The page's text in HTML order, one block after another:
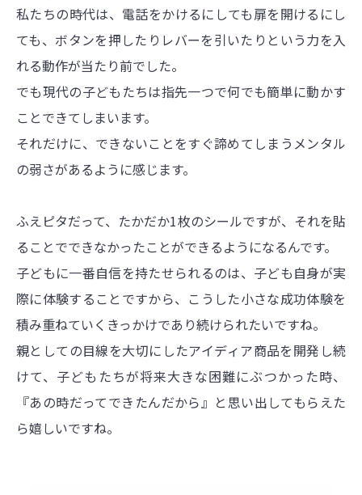
私たちの時代は、電話をかけるにしても扉を開けるにし
ても、ボタンを押したりレバーを引いたりという力を入
れる動作が当たり前でした。
でも現代の子どもたちは指先一つで何でも簡単に動かす
ことできてしまいます。
それだけに、できないことをすぐ諦めてしまうメンタル
の弱さがあるように感じます。
ふえピタだって、たかだか1枚のシールですが、それを貼
ることでできなかったことができるようになるんです。
子どもに一番自信を持たせられるのは、子ども自身が実
際に体験することですから、こうした小さな成功体験を
積み重ねていくきっかけであり続けられたいですね。
親としての目線を大切にしたアイディア商品を開発し続
けて、子どもたちが将来大きな困難にぶつかった時、
『あの時だってできたんだから』と思い出してもらえた
ら嬉しいですね。